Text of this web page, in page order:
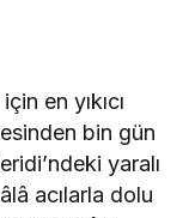
en yıkıcı
bin gün
yaralı
acılarla dolu